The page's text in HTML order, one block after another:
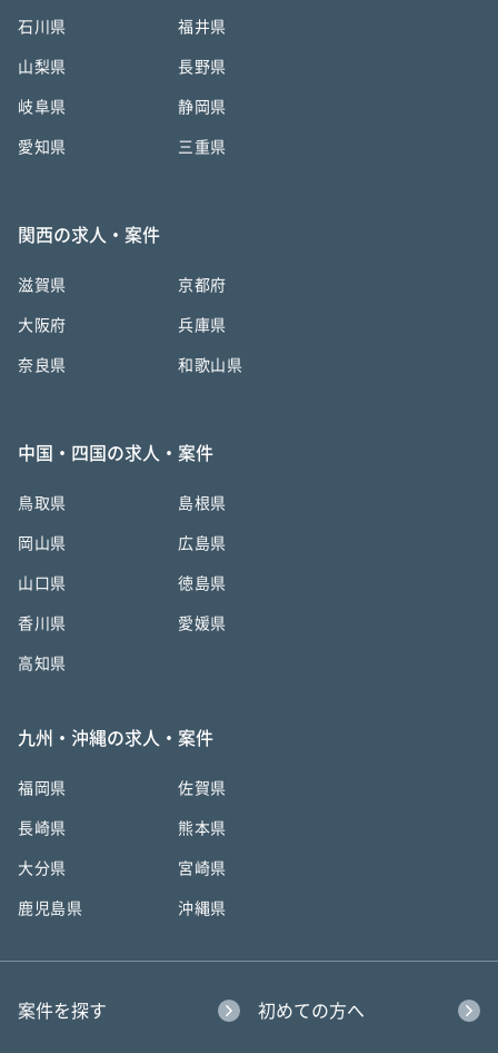
石川県 福井県
山梨県 長野県
岐阜県 静岡県
愛知県 三重県
関西の求人・案件
滋賀県 京都府
大阪府 兵庫県
奈良県 和歌山県
中国・四国の求人・案件
鳥取県 島根県
岡山県 広島県
山口県 徳島県
香川県 愛媛県
高知県
九州・沖縄の求人・案件
福岡県 佐賀県
長崎県 熊本県
大分県 宮崎県
鹿児島県 沖縄県
案件を探す 初めての方へ